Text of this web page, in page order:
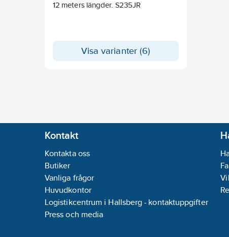
12 meters längder. S235JR
Visa varianter (6)
Kontakt
Kontakta oss
Butiker
Vanliga frågor
Huvudkontor
Logistikcentrum i Hallsberg - kontaktuppgifter
Press och media